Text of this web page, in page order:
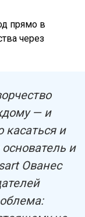
прямо в
через
— и
касаться и
и
Ованес